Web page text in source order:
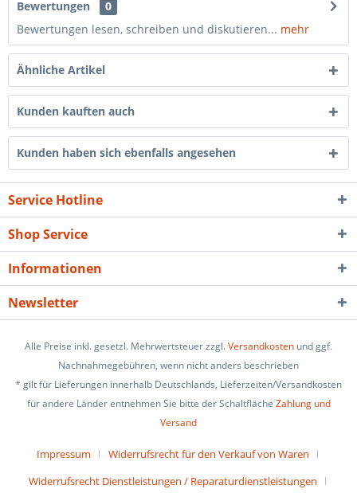
Bewertungen
0
Bewertungen lesen, schreiben und diskutieren... mehr
Ähnliche Artikel
Kunden kauften auch
Kunden haben sich ebenfalls angesehen
Service Hotline
Shop Service
Informationen
Newsletter
Alle Preise inkl. gesetzl. Mehrwertsteuer zzgl.Versandkosten und ggf.
Nachnahmegebühren, wenn nicht anders beschrieben
* gilt für Lieferungen innerhalb Deutschlands, Lieferzeiten/Versandkosten
für andere Länder entnehmen Sie bitte der Schaltfläche Zahlung und
Versand
Impressum
Widerrufsrecht für den Verkauf von Waren
Widerrufsrecht Dienstleistungen / Reparaturdienstleistungen